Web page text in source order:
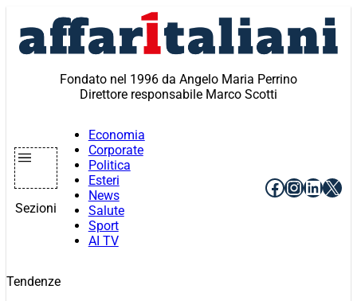
contenuto
Fondato nel 1996 da Angelo Maria Perrino
Direttore responsabile Marco Scotti
Sezioni
Economia
Corporate
Politica
Esteri
News
Salute
Sport
AI TV
Facebook
X
Tendenze